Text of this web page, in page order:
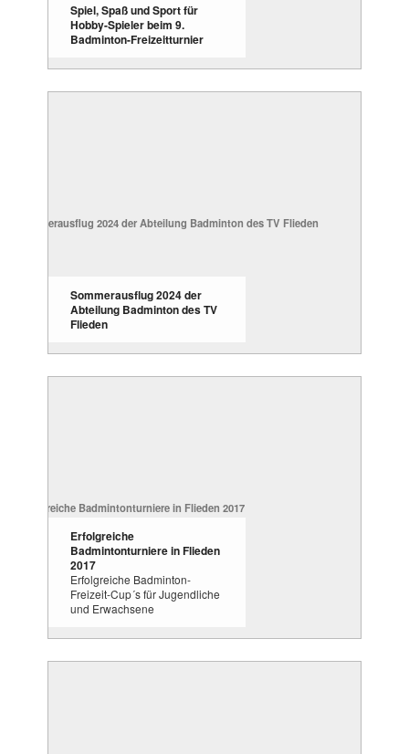
Spiel, Spaß und Sport für
Hobby-Spieler beim 9.
Badminton-Freizeitturnier
Sommerausflug 2024 der
Abteilung Badminton des TV
Flieden
Erfolgreiche
Badmintonturniere in Flieden
2017
Erfolgreiche Badminton-
Freizeit-Cup´s für Jugendliche
und Erwachsene